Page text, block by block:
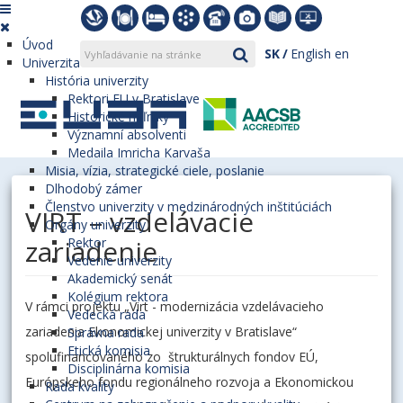
SK English en
Úvod
Univerzita
História univerzity
Rektori EU v Bratislave
Historické míľniky
Významní absolventi
Medaila Imricha Karvaša
Misia, vízia, strategické ciele, poslanie
Dlhodobý zámer
Členstvo univerzity v medzinárodných inštitúciách
Orgány univerzity
Rektor
Vedenie univerzity
Akademický senát
Kolégium rektora
Vedecká rada
Správna rada
Etická komisia
Disciplinárna komisia
Rada kvality
VIRT – vzdelávacie
zariadenie
V rámci projektu „Virt - modernizácia vzdelávacieho
zariadenia Ekonomickej univerzity v Bratislave“
spolufinancovaného zo štrukturálnych fondov EÚ,
Európskeho fondu regionálneho rozvoja a Ekonomickou